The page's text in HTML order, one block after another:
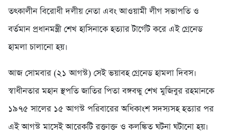
তৎকালীন বিরোধী দলীয় নেতা এবং আওয়ামী লীগ সভাপতি ও
বর্তমান প্রধানমন্ত্রী শেখ হাসিনাকে হত্যার টার্গেট করে এই গ্রেনেড
হামলা চালানো হয়।
আজ সোমবার (২১ আগস্ট) সেই ভয়াবহ গ্রেনেড হামলা দিবস।
স্বাধীনতার মহান স্থপতি জাতির পিতা বঙ্গবন্ধু শেখ মুজিবুর রহমানকে
১৯৭৫ সালের ১৫ আগস্ট পরিবারের অধিকাংশ সদস্যসহ হত্যার পর
এই আগস্ট মাসেই আরেকটি রক্তাক্ত ও কলঙ্কিত ঘটনা ঘটানো হয়।